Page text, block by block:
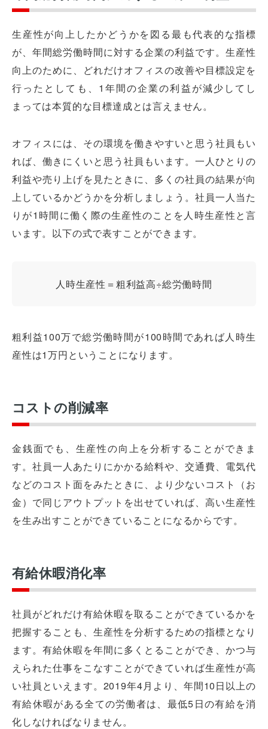
生産性が向上したかどうかを図る最も代表的な指標
が、年間総労働時間に対する企業の利益です。生産性
向上のために、どれだけオフィスの改善や目標設定を
行ったとしても、1年間の企業の利益が減少してし
まっては本質的な目標達成とは言えません。
オフィスには、その環境を働きやすいと思う社員もい
れば、働きにくいと思う社員もいます。一人ひとりの
利益や売り上げを見たときに、多くの社員の結果が向
上しているかどうかを分析しましょう。社員一人当た
りが1時間に働く際の生産性のことを人時生産性と言
います。以下の式で表すことができます。
人時生産性＝粗利益高÷総労働時間
粗利益100万で総労働時間が100時間であれば人時生
産性は1万円ということになります。
コストの削減率
金銭面でも、生産性の向上を分析することができま
す。社員一人あたりにかかる給料や、交通費、電気代
などのコスト面をみたときに、より少ないコスト（お
金）で同じアウトプットを出せていれば、高い生産性
を生み出すことができていることになるからです。
有給休暇消化率
社員がどれだけ有給休暇を取ることができているかを
把握することも、生産性を分析するための指標となり
ます。有給休暇を年間に多くとることができ、かつ与
えられた仕事をこなすことができていれば生産性が高
い社員といえます。2019年4月より、年間10日以上の
有給休暇がある全ての労働者は、最低5日の有給を消
化しなければなりません。